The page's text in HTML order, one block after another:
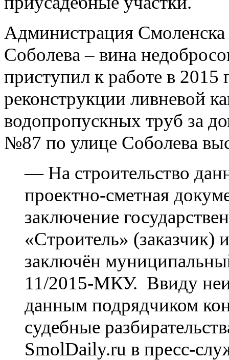
Администрация Смоленска
Соболева – вина
приступил к работе в 2015
реконструкции ливневой
водопропускных труб за
№87 по улице Соболева
— На строительство
проектно-сметная
заключение
«Строитель»
заключён
11/2015-МКУ. Ввиду
данным подрядчиком
судебные
SmolDaily.ru в пресс-